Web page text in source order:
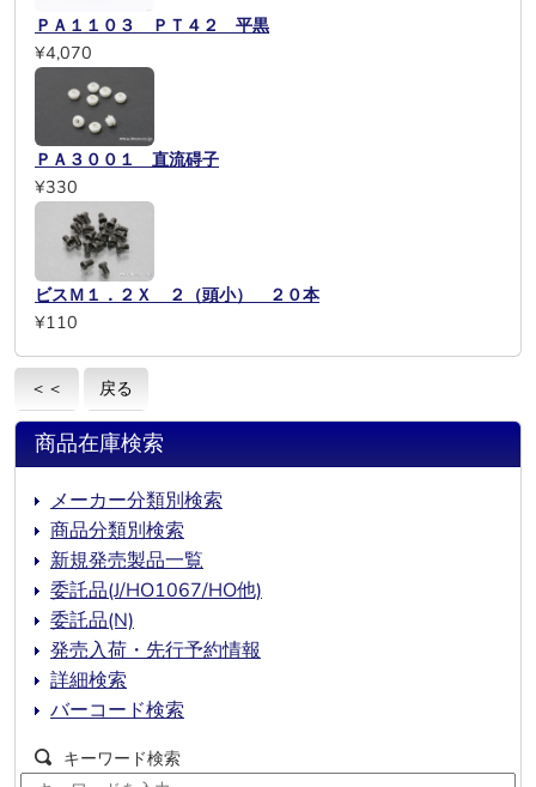
ＰＡ１１０３ ＰＴ４２ 平黒
¥4,070
ＰＡ３００１ 直流碍子
¥330
ビスＭ１．２Ｘ ２（頭小） ２０本
¥110
＜＜ 戻る
商品在庫検索
メーカー分類別検索
商品分類別検索
新規発売製品一覧
委託品(J/HO1067/HO他)
委託品(N)
発売入荷・先行予約情報
詳細検索
バーコード検索
キーワード検索